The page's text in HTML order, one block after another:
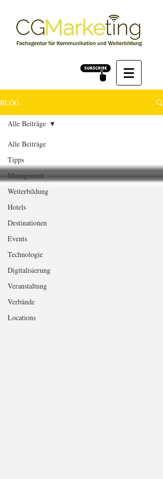
BLOG
Alle Beiträge
Tipps
Management
Weiterbildung
Hotels
Destinationen
Events
Technologie
Digitalisierung
Veranstaltung
Verbände
Locations
Alle Beiträge